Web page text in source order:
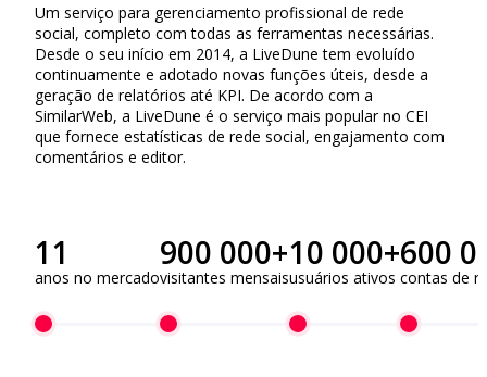
Um serviço para gerenciamento profissional de rede
social, completo com todas as ferramentas necessárias.
Desde o seu início em 2014, a LiveDune tem evoluído
continuamente e adotado novas funções úteis, desde a
geração de relatórios até KPI. De acordo com a
SimilarWeb, a LiveDune é o serviço mais popular no CEI
que fornece estatísticas de rede social, engajamento com
comentários e editor.
11
anos no mercado
900 000+
visitantes mensais
10 000+
usuários ativos
600
contas de